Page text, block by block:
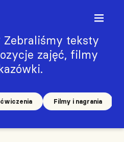
Zebraliśmy teksty
zajęć, filmy
Filmy i nagrania